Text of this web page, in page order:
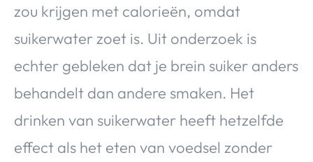
zou krijgen met calorieën, omdat
suikerwater zoet is. Uit onderzoek is
echter gebleken dat je brein suiker anders
behandelt dan andere smaken. Het
drinken van suikerwater heeft hetzelfde
effect als het eten van voedsel zonder